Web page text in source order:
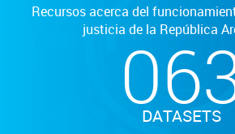
Recursos acerca del
justicia de la República
DATASETS